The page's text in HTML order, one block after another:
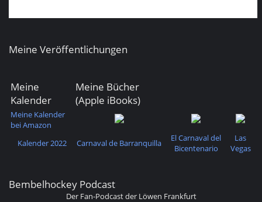
Meine Veröffentlichungen
Meine
Kalender
Meine Bücher
(Apple iBooks)
Meine Kalender
bei Amazon
Kalender 2022
Carnaval de Barranquilla
El Carnaval del
Bicentenario
Las
Vegas
Bembelhockey Podcast
Der Fan-Podcast der Löwen Frankfurt